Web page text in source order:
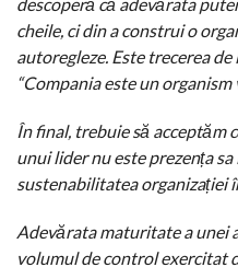
cheile, ci din a construi o
autoregleze. Este trecerea de
“Compania este un organism
În final, trebuie să acceptăm
unui lider nu este prezența
sustenabilitatea organizației
Adevărata maturitate a unei
volumul de control exercitat